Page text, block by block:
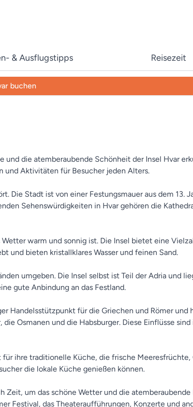
& Ausflugstipps Reisezeit
buchen
die atemberaubende Schönheit der Insel Hvar
und Aktivitäten für Besucher jeden Alters.
Die Stadt ist von einer Festungsmauer aus dem 13.
Sehenswürdigkeiten in Hvar gehören die
warm und sonnig ist. Die Insel bietet eine
und bieten kristallklares Wasser und feinen Sand.
umgeben. Die Insel selbst ist Teil der Adria und
gute Anbindung an das Festland.
Handelsstützpunkt für die Griechen und Römer und
Osmanen und die Habsburger. Diese Einflüsse
ihre traditionelle Küche, die frische
die lokale Küche genießen können.
um das schöne Wetter und die
Festival, das Theateraufführungen, Konzerte und